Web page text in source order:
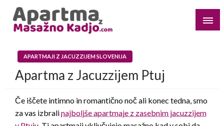
content
najljubša mesta
APARTMAJI Z JACUZZIJEM SLOVENIJA
Apartma z Jacuzzijem Ptuj
Če iščete intimno in romantično noč ali konec tedna, smo
za vas izbralinajboljše apartmaje z zasebnim jacuzzijem